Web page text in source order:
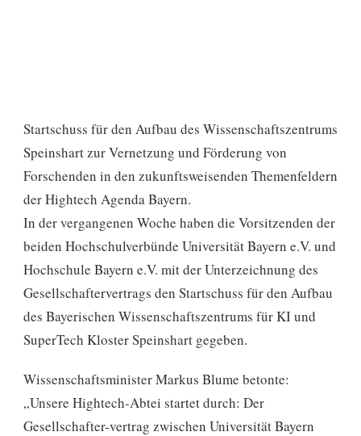
Startschuss für den Aufbau des Wissenschaftszentrums
Speinshart zur Vernetzung und Förderung von
Forschenden in den zukunftsweisenden Themenfeldern
der Hightech Agenda Bayern.
In der vergangenen Woche haben die Vorsitzenden der
beiden Hochschulverbünde Universität Bayern e.V. und
Hochschule Bayern e.V. mit der Unterzeichnung des
Gesellschaftervertrags den Startschuss für den Aufbau
des Bayerischen Wissenschaftszentrums für KI und
SuperTech Kloster Speinshart gegeben.
Wissenschaftsminister Markus Blume betonte:
„Unsere Hightech-Abtei startet durch: Der
Gesellschafter-vertrag zwischen Universität Bayern